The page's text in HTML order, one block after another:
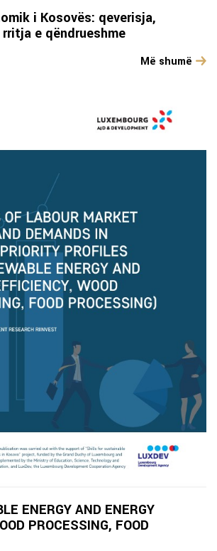
i Kosovës: qeverisja,
e qëndrueshme
Më shumë
ENERGY AND ENERGY
PROCESSING, FOOD